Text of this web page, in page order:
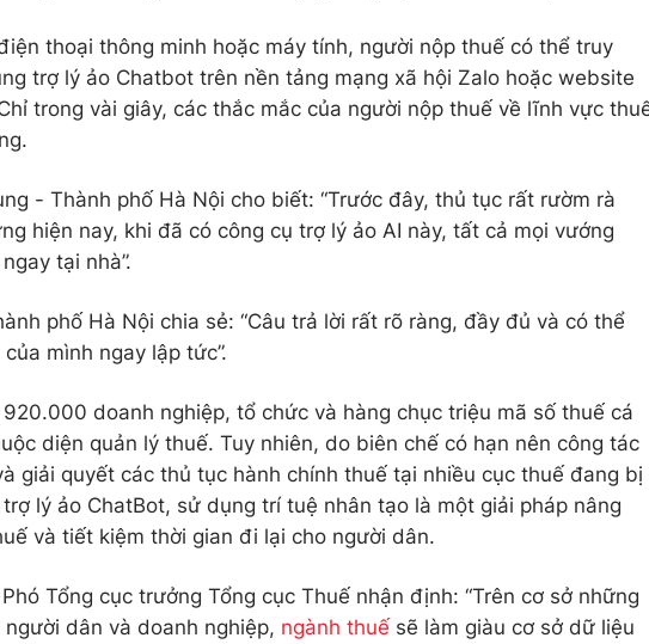
thoại thông minh hoặc máy tính, người nộp thuế có thể truy
trợ lý ảo Chatbot trên nền tảng mạng xã hội Zalo hoặc website
trong vài giây, các thắc mắc của người nộp thuế về lĩnh vực
- Thành phố Hà Nội cho biết: “Trước đây, thủ tục rất rườm rà
hiện nay, khi đã có công cụ trợ lý ảo AI này, tất cả mọi vướng
tại nhà”.
phố Hà Nội chia sẻ: “Câu trả lời rất rõ ràng, đầy đủ và có thể
mình ngay lập tức”.
doanh nghiệp, tổ chức và hàng chục triệu mã số thuế cá
diện quản lý thuế. Tuy nhiên, do biên chế có hạn nên công tác
giải quyết các thủ tục hành chính thuế tại nhiều cục thuế đang bị
lý ảo ChatBot, sử dụng trí tuệ nhân tạo là một giải pháp nâng
và tiết kiệm thời gian đi lại cho người dân.
Tổng cục trưởng Tổng cục Thuế nhận định: “Trên cơ sở những
dân và doanh nghiệp, ngành thuế sẽ làm giàu cơ sở dữ liệu